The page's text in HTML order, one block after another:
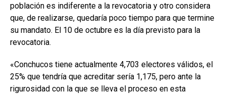
población es indiferente a la revocatoria y otro considera
que, de realizarse, quedaría poco tiempo para que termine
su mandato. El 10 de octubre es la día previsto para la
revocatoria.
«Conchucos tiene actualmente 4,703 electores válidos, el
25% que tendría que acreditar sería 1,175, pero ante la
rigurosidad con la que se lleva el proceso en esta